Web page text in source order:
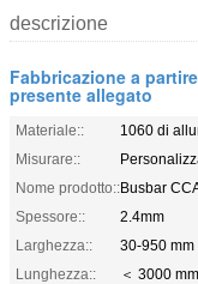
descrizione
Fabbricazione a
presente allegato
Materiale::
1060 di
Misurare::
Nome prodotto::Busbar
Spessore::
2.4mm
Larghezza::
30-950 mm
Lunghezza::
＜ 3000 mm